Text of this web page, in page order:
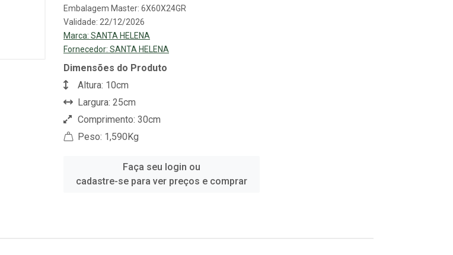
Embalagem Master: 6X60X24GR
Validade: 22/12/2026
Marca: SANTA HELENA
Fornecedor: SANTA HELENA
Dimensões do Produto
Altura: 10cm
Largura: 25cm
Comprimento: 30cm
Peso: 1,590Kg
Faça seu login ou
cadastre-se para ver preços e comprar